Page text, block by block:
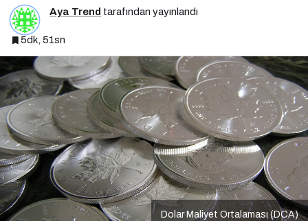
Aya Trend tarafından yayınlandı
5dk, 51sn
Dolar Maliyet Ortalaması (DCA)